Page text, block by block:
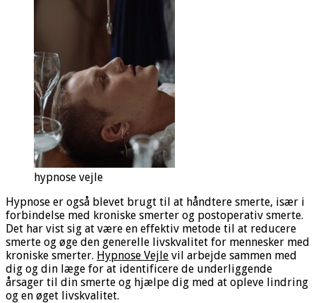
hypnose vejle
Hypnose er også blevet brugt til at håndtere smerte, især i
forbindelse med kroniske smerter og postoperativ smerte.
Det har vist sig at være en effektiv metode til at reducere
smerte og øge den generelle livskvalitet for mennesker med
kroniske smerter. Hypnose Vejle vil arbejde sammen med
dig og din læge for at identificere de underliggende
årsager til din smerte og hjælpe dig med at opleve lindring
og en øget livskvalitet.